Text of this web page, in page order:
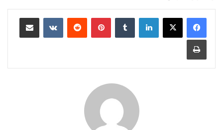
لينكدإن بينتيريست مشاركة عبر البريد
طباعة